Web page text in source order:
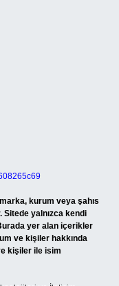
kurum veya şahıs
Sitede yalnızca kendi
yer alan içerikler
ve kişiler hakkında
kişiler ile isim